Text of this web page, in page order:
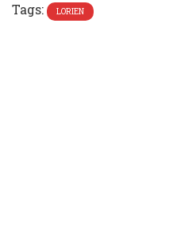
Tags: LORIEN